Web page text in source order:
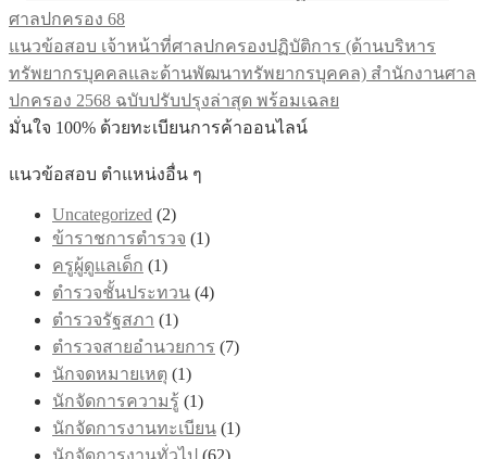
the
product
page
แนวข้อสอบ เจ้าหน้าที่ศาลปกครองปฏิบัติการ (ด้านบริหาร
ทรัพยากรบุคคลและด้านพัฒนาทรัพยากรบุคคล) สำนักงานศาล
ปกครอง 2568 ฉบับปรับปรุงล่าสุด พร้อมเฉลย
มั่นใจ 100% ด้วยทะเบียนการค้าออนไลน์
แนวข้อสอบ ตำแหน่งอื่น ๆ
Uncategorized (2)
ข้าราชการตำรวจ (1)
ครูผู้ดูแลเด็ก (1)
ตำรวจชั้นประทวน (4)
ตำรวจรัฐสภา (1)
ตำรวจสายอำนวยการ (7)
นักจดหมายเหตุ (1)
นักจัดการความรู้ (1)
นักจัดการงานทะเบียน (1)
นักจัดการงานทั่วไป (62)